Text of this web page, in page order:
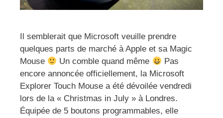
Il semblerait que Microsoft veuille prendre
quelques parts de marché à Apple et sa Magic
Mouse
Un comble quand même
Pas
encore annoncée officiellement, la Microsoft
Explorer Touch Mouse a été dévoilée vendredi
lors de la « Christmas in July » à Londres.
Équipée de 5 boutons programmables, elle